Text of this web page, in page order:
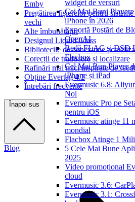
widget de versuri
Cei Mai Buni
iPhone în 2026
Exportă Postări de
OpenAI
Redă FLAC și DSD
Flacbox
Cel Mai Bun Player
iPhone și iPad
Evermusic 6.8:
Noi
Evermusic Pro pe
pentru iOS
Evermusic atinge 11
mondial
Flacbox Atinge 1
5 Cele Mai Bune
2025
Video promoțional
cloud
Evermusic 3.6:
Evermusic 3.1:
Emby
Pregătirea fișierelor pentru
vechi
Alte îmbunătățiri
Designul Liquid Glass
Bibliotecile de conexiune
Corecții de traducere și localizare
Rafinări mai mici inspirate de
Obține Evertag 4.2
Întrebări frecvente
Înapoi sus
Blog